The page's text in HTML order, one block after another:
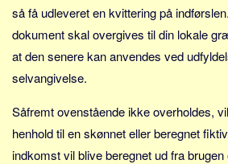
så få udleveret en kvittering på
dokument skal overgives til din lokale
at den senere kan anvendes ved
selvangivelse.
Såfremt ovenstående ikke overholdes,
henhold til en skønnet eller beregnet
indkomst vil blive beregnet ud fra